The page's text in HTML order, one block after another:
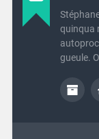
quinqua
gueule.